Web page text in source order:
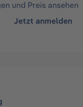
und Preis ansehen
Jetzt anmelden